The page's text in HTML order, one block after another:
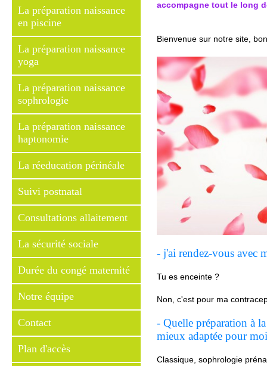
La préparation naissance
en piscine
La préparation naissance
yoga
La préparation naissance
sophrologie
La préparation naissance
haptonomie
La réeducation périnéale
Suivi postnatal
Consultations allaitement
La sécurité sociale
Durée du congé maternité
Notre équipe
Contact
Plan d'accès
accompagne tout le long
Bienvenue sur notre site,
- j'ai rendez-vous avec
Tu es enceinte ?
Non, c'est pour ma
- Quelle préparation à la
mieux adaptée pour
Classique, sophrologie